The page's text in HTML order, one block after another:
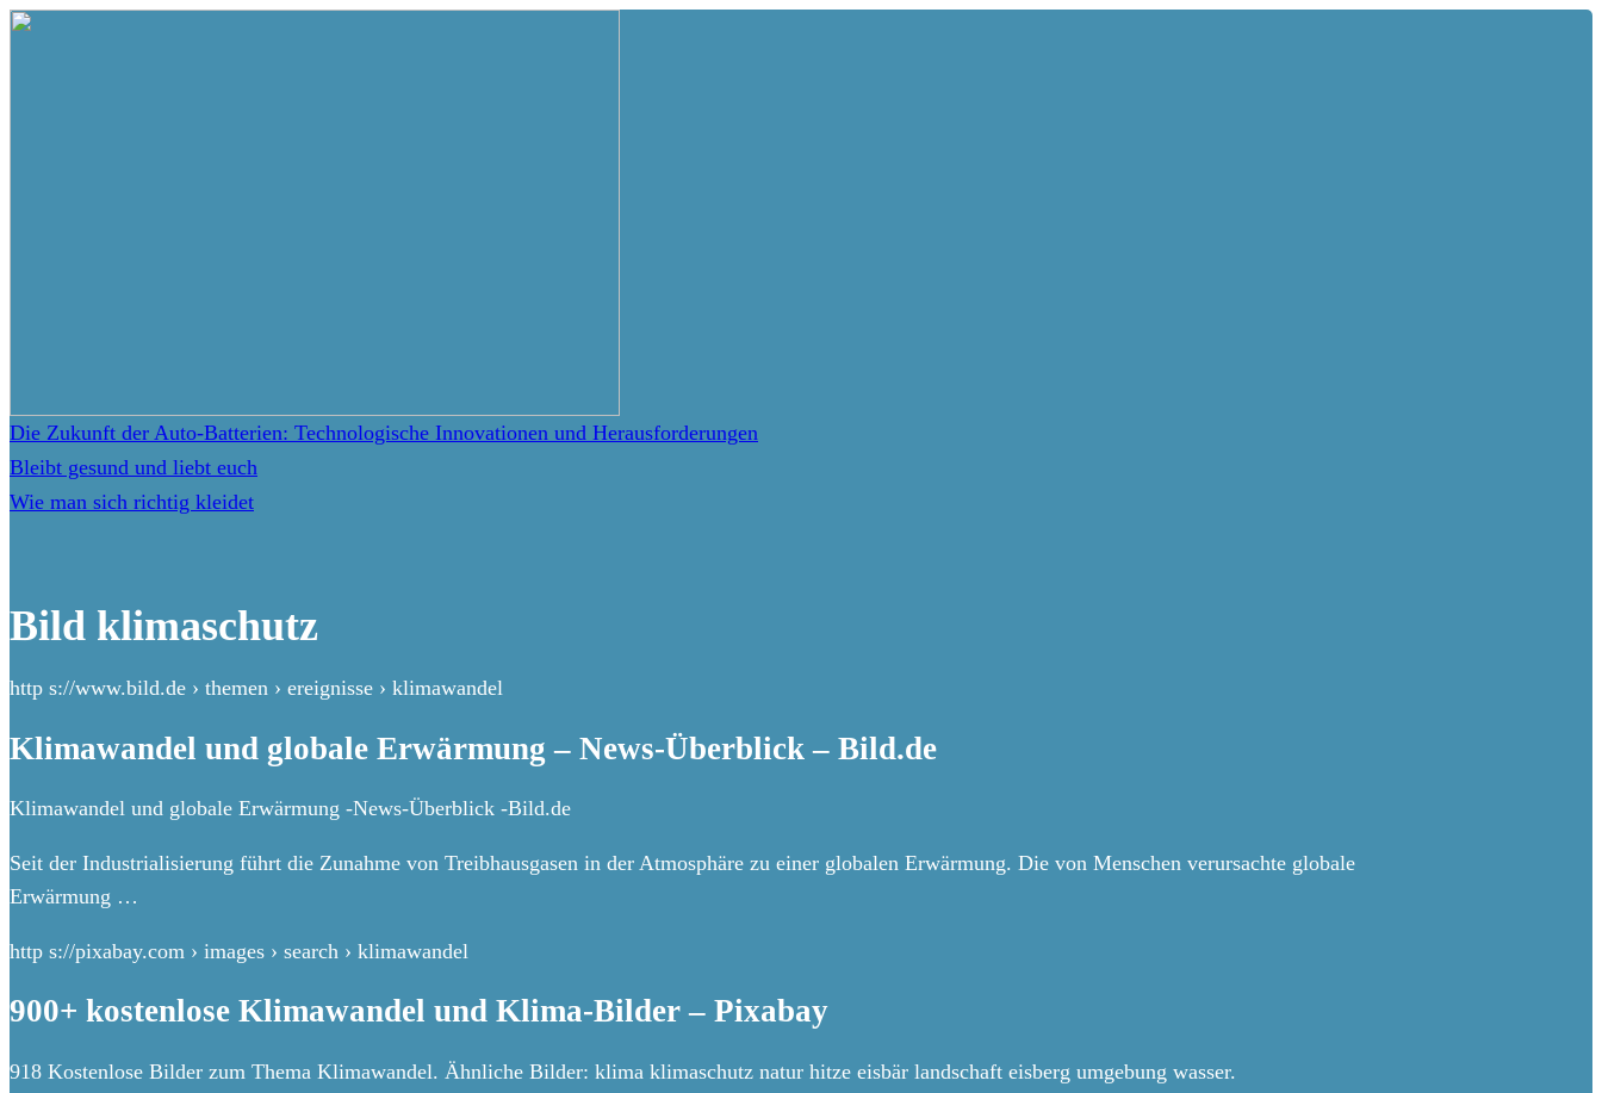
Die Zukunft der Auto-Batterien: Technologische Innovationen und Herausforderungen
Bleibt gesund und liebt euch
Wie man sich richtig kleidet
Bild klimaschutz
http s://www.bild.de › themen › ereignisse › klimawandel
Klimawandel und globale Erwärmung – News-Überblick – Bild.de
Klimawandel und globale Erwärmung -News-Überblick -Bild.de
Seit der Industrialisierung führt die Zunahme von Treibhausgasen in der Atmosphäre zu einer globalen Erwärmung. Die von Menschen verursachte globale
Erwärmung …
http s://pixabay.com › images › search › klimawandel
900+ kostenlose Klimawandel und Klima-Bilder – Pixabay
918 Kostenlose Bilder zum Thema Klimawandel. Ähnliche Bilder: klima klimaschutz natur hitze eisbär landschaft eisberg umgebung wasser.